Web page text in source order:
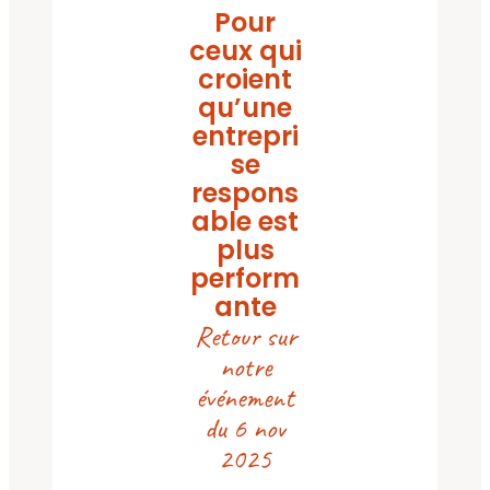
Pour
ceux qui
croient
qu’une
entrepri
se
respons
able est
plus
perform
ante
Retour sur
notre
événement
du 6 nov
2025